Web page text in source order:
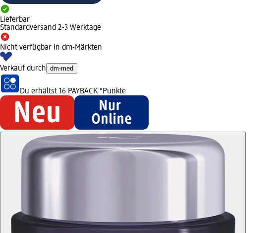
Lieferbar
Standardversand 2-3 Werktage
Nicht verfügbar in dm-Märkten
Verkauf durch dm-med
Du erhältst 16 PAYBACK °Punkte